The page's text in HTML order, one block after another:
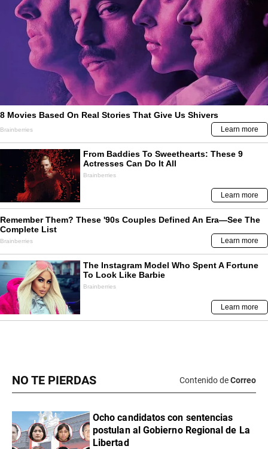
NO TE PIERDAS Contenido deCorreo
Ocho candidatos con sentencias
postulan al Gobierno Regional de La
Libertad